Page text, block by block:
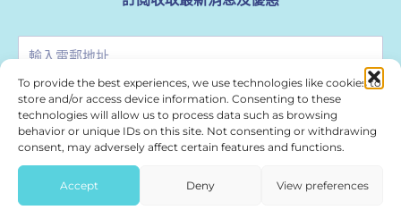
To provide the best experiences, we use technologies like cookies to
store and/or access device information. Consenting to these
technologies will allow us to process data such as browsing
behavior or unique IDs on this site. Not consenting or withdrawing
consent, may adversely affect certain features and functions.
Accept Deny View preferences
p
a
入
電
郵
地
址
訂閲
For Media & Marketing Enquiries please use
marketing@treasurespa.com